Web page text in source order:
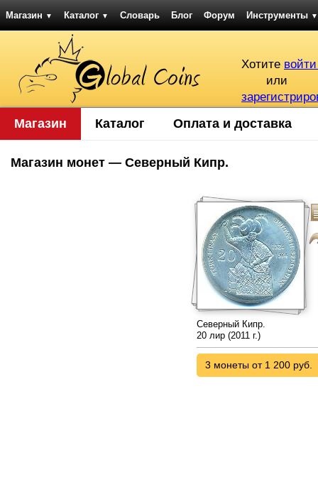
Магазин ▼ Каталог ▼ Словарь Блог Форум Инструменты ▼
Хотите
или
Магазин Каталог Оплата и доставка
Магазин монет — Северный Кипр.
Северный Кипр.
20 лир (2011 г.)
3 монеты от 1 200 руб.